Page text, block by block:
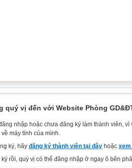
quý vị đến với Website Phòng
nhập hoặc chưa đăng ký làm thành viên,
máy tính của mình.
ký, hãy đăng ký thành viên tại đây hoặc xem
ký rồi, quý vị có thể đăng nhập ở ngay ô bên